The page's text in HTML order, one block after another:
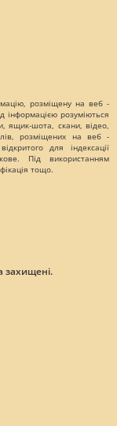
розміщену на веб -
інформацією розуміються
ящик-шота, скани, відео,
розміщених на веб -
для індексації
Під використанням
тощо.
захищені.